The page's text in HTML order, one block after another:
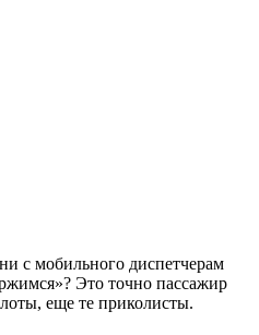
с мобильного диспетчерам
Это точно пассажир
еще те приколисты.